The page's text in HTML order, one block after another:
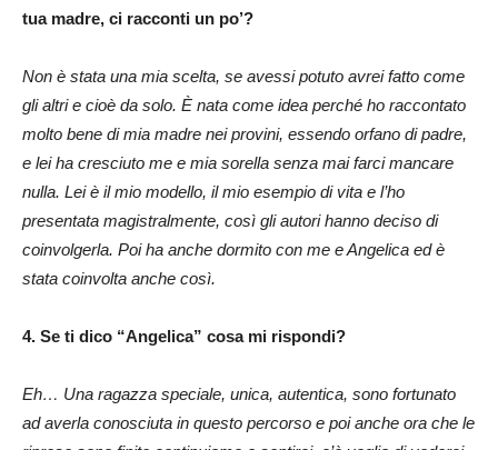
tua madre, ci racconti un po’?
Non è stata una mia scelta, se avessi potuto avrei fatto come
gli altri e cioè da solo. È nata come idea perché ho raccontato
molto bene di mia madre nei provini, essendo orfano di padre,
e lei ha cresciuto me e mia sorella senza mai farci mancare
nulla. Lei è il mio modello, il mio esempio di vita e l’ho
presentata magistralmente, così gli autori hanno deciso di
coinvolgerla. Poi ha anche dormito con me e Angelica ed è
stata coinvolta anche così.
4. Se ti dico “Angelica” cosa mi rispondi?
Eh… Una ragazza speciale, unica, autentica, sono fortunato
ad averla conosciuta in questo percorso e poi anche ora che le